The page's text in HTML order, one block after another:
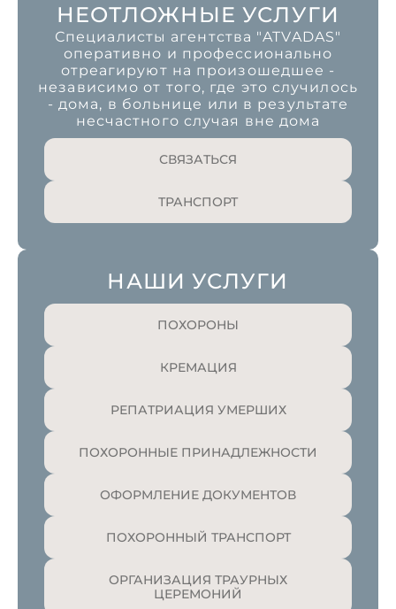
НЕОТЛОЖНЫЕ УСЛУГИ
Специалисты агентства "ATVADAS"
оперативно и профессионально
отреагируют на произошедшее -
независимо от того, где это случилось
- дома, в больнице или в результате
несчастного случая вне дома
СВЯЗАТЬСЯ
ТРАНСПОРТ
НАШИ УСЛУГИ
ПОХОРОНЫ
КРЕМАЦИЯ
РЕПАТРИАЦИЯ УМЕРШИХ
ПОХОРОННЫЕ ПРИНАДЛЕЖНОСТИ
ОФОРМЛЕНИЕ ДОКУМЕНТОВ
ПОХОРОННЫЙ ТРАНСПОРТ
ОРГАНИЗАЦИЯ ТРАУРНЫХ
ЦЕРЕМОНИЙ